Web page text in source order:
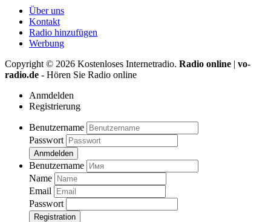
Über uns
Kontakt
Radio hinzufügen
Werbung
Copyright © 2026 Kostenloses Internetradio. Radio online | vo-
radio.de - Hören Sie Radio online
Anmdelden
Registrierung
Benutzername
Passwort
Anmdelden
Benutzername
Name
Email
Passwort
Registration